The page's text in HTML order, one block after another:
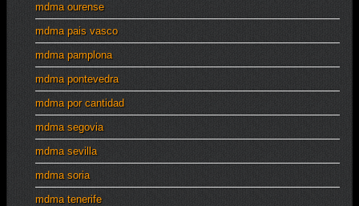
mdma ourense
mdma pais vasco
mdma pamplona
mdma pontevedra
mdma por cantidad
mdma segovia
mdma sevilla
mdma soria
mdma tenerife